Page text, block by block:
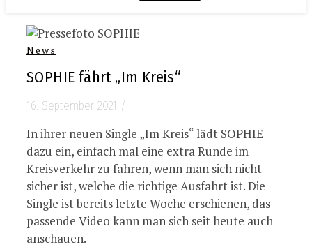
News
SOPHIE fährt „Im Kreis“
16. September 2021 /
In ihrer neuen Single „Im Kreis“ lädt SOPHIE
dazu ein, einfach mal eine extra Runde im
Kreisverkehr zu fahren, wenn man sich nicht
sicher ist, welche die richtige Ausfahrt ist. Die
Single ist bereits letzte Woche erschienen, das
passende Video kann man sich seit heute auch
anschauen.